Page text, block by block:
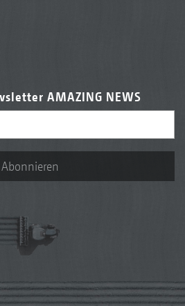
AMAZING NEWS
Abonnieren